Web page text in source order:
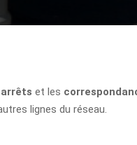
arrêts et les
lignes du réseau.